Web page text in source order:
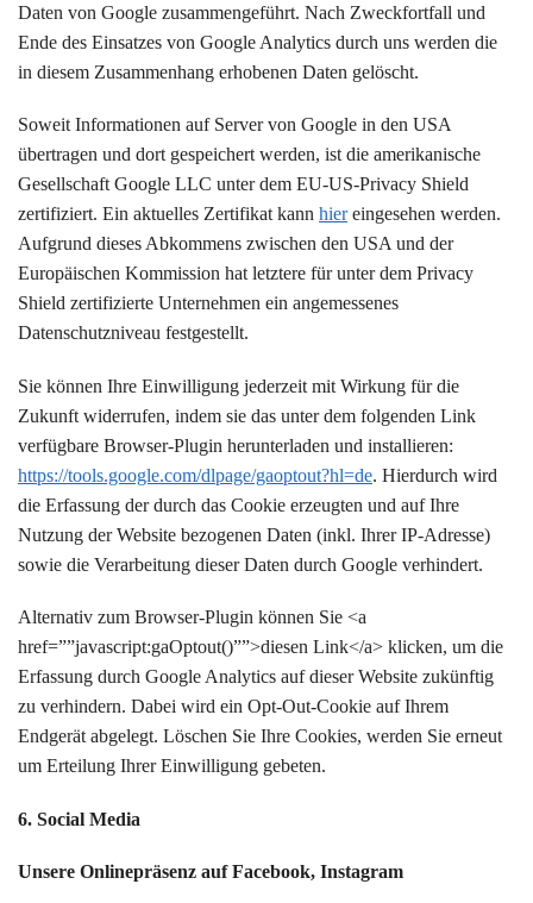
Daten von Google zusammengeführt. Nach Zweckfortfall und
Ende des Einsatzes von Google Analytics durch uns werden die
in diesem Zusammenhang erhobenen Daten gelöscht.
Soweit Informationen auf Server von Google in den USA
übertragen und dort gespeichert werden, ist die amerikanische
Gesellschaft Google LLC unter dem EU-US-Privacy Shield
zertifiziert. Ein aktuelles Zertifikat kann hiereingesehen werden.
Aufgrund dieses Abkommens zwischen den USA und der
Europäischen Kommission hat letztere für unter dem Privacy
Shield zertifizierte Unternehmen ein angemessenes
Datenschutzniveau festgestellt.
Sie können Ihre Einwilligung jederzeit mit Wirkung für die
Zukunft widerrufen, indem sie das unter dem folgenden Link
verfügbare Browser-Plugin herunterladen und installieren:
https://tools.google.com/dlpage/gaoptout?hl=de. Hierdurch wird
die Erfassung der durch das Cookie erzeugten und auf Ihre
Nutzung der Website bezogenen Daten (inkl. Ihrer IP-Adresse)
sowie die Verarbeitung dieser Daten durch Google verhindert.
Alternativ zum Browser-Plugin können Sie <a
href=””javascript:gaOptout()””>diesen Link</a> klicken, um die
Erfassung durch Google Analytics auf dieser Website zukünftig
zu verhindern. Dabei wird ein Opt-Out-Cookie auf Ihrem
Endgerät abgelegt. Löschen Sie Ihre Cookies, werden Sie erneut
um Erteilung Ihrer Einwilligung gebeten.
6. Social Media
Unsere Onlinepräsenz auf Facebook, Instagram